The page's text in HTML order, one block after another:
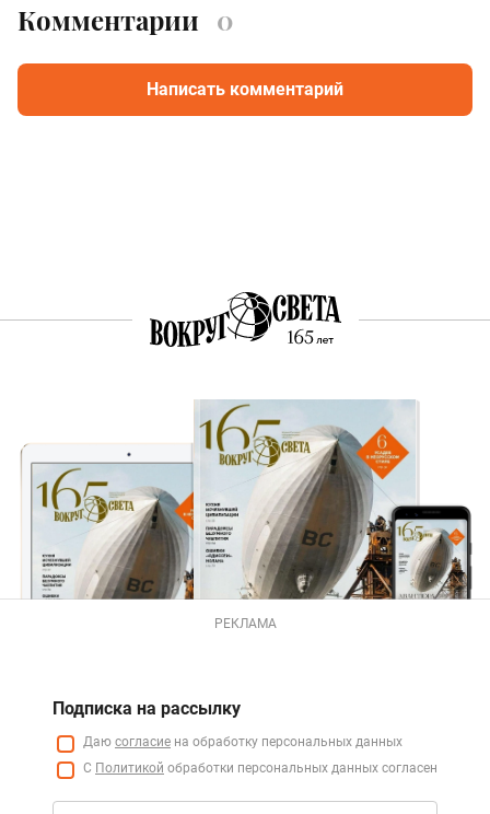
Комментарии 0
Написать комментарий
РЕКЛАМА
Подписка на рассылку
Даю согласие на обработку персональных данных
С Политикой обработки персональных данных согласен